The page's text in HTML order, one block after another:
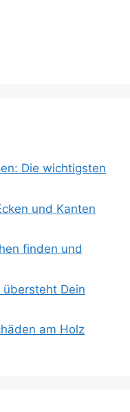
Die wichtigsten
und Kanten
finden und
Dein
am Holz